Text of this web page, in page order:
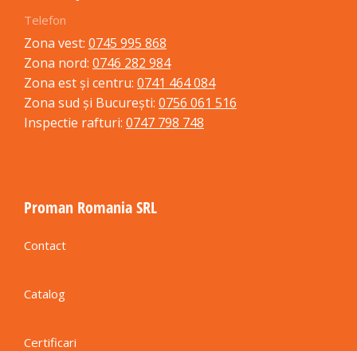
Telefon
Zona vest: 0745 995 868
Zona nord: 0746 282 984
Zona est și centru: 0741 464 084
Zona sud și București: 0756 061 516
Inspectie rafturi: 0747 798 748
Proman Romania SRL
Contact
Catalog
Certificari